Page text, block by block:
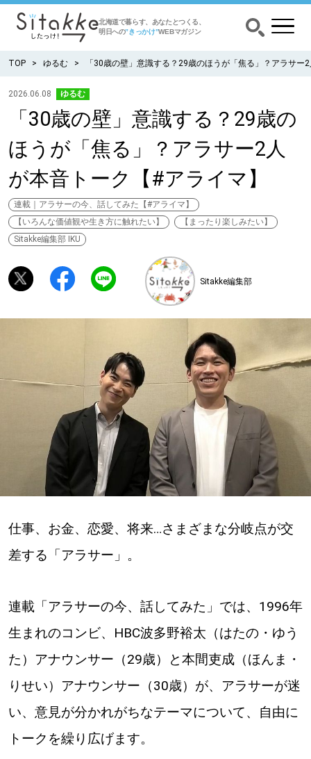
北海道で暮らす、あなたとつくる、
明日への”きっかけ”WEBマガジン
CATEGORY カテゴリー
食べる
出かける
暮らす
みがく
ゆるむ
SitakkeTV
LOCAL ローカルエリア
all
札幌
道南
道央
KEYWORD キーワード
TOP ゆるむ 「30歳の壁」意識する？29歳のほうが「焦る」？アラサー
2026.06.08 ゆるむ
「30歳の壁」意識する？29歳の
ほうが「焦る」？アラサー2人
が本音トーク【#アライマ】
連載｜アラサーの今、話してみた【#アライマ】
【いろんな価値観や生き方に触れたい】
【まったり楽しみたい】
Sitakke編集部 IKU
Sitakke編集部
仕事、お金、恋愛、将来…さまざまな分岐点が交
差する「アラサー」。
連載「アラサーの今、話してみた」では、1996年
生まれのコンビ、HBC波多野裕太（はたの・ゆう
た）アナウンサー（29歳）と本間吏成（ほんま・
りせい）アナウンサー（30歳）が、アラサーが迷
い、意見が分かれがちなテーマについて、自由に
トークを繰り広げます。